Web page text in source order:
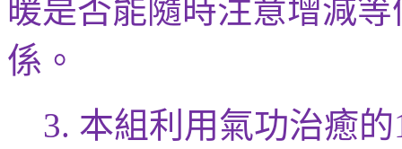
係。
3. 本組利用氣功治癒的